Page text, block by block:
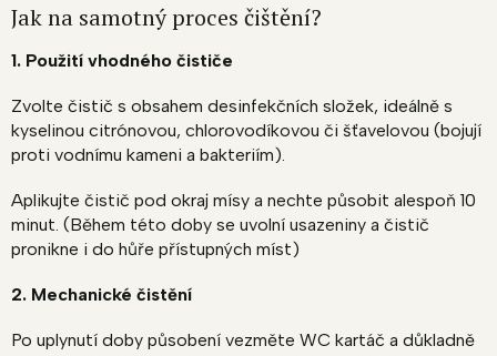
Jak na samotný proces čištění?
1. Použití vhodného čističe
Zvolte čistič s obsahem desinfekčních složek, ideálně s
kyselinou citrónovou, chlorovodíkovou či šťavelovou (bojují
proti vodnímu kameni a bakteriím).
Aplikujte čistič pod okraj mísy a nechte působit alespoň 10
minut. (Během této doby se uvolní usazeniny a čistič
pronikne i do hůře přístupných míst)
2. Mechanické čistění
Po uplynutí doby působení vezměte WC kartáč a důkladně